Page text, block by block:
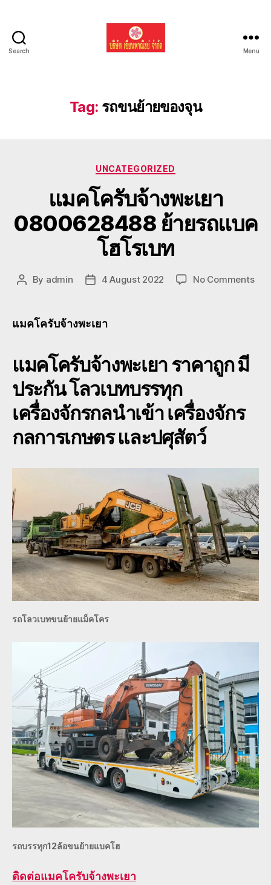
Search
รถ
แบค
Menu
Tag: รถขนย้ายของจุน
Categories
UNCATEGORIZED
แมคโครับจ้างพะเยา
0800628488 ย้ายรถแบค
โฮโรเบท
Post
By admin
Post4 August 2022 No Commentson
แมคโครับจ้างพะเยา
แมคโครับจ้างพะเยา ราคาถูก มี
ประกัน โลวเบทบรรทุก
เครื่องจักรกลนำเข้า เครื่องจักร
กลการเกษตร และปศุสัตว์
รถโลวเบทขนย้ายแม็คโคร
รถบรรทุก12ล้อขนย้ายแบคโฮ
ติดต่อแมคโครับจ้างพะเยา